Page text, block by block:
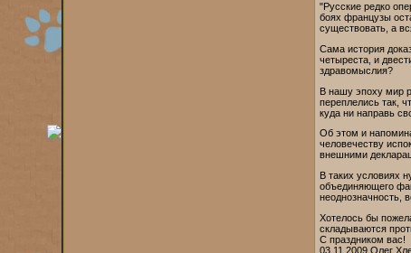
"Русские редко
боях французы
существовать, а
Сама история
четыреста, и
здравомыслия?
В нашу эпоху мир
переплелись так,
куда ни направь
Об этом и
человечеству
внешними
В таких условиях
объединяющего
неоднозначность,
Хотелось бы
складываются
С праздником вас!
03.11.2009 Олег